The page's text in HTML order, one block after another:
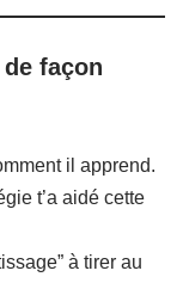
façon
il apprend.
t’a aidé cette
à tirer au